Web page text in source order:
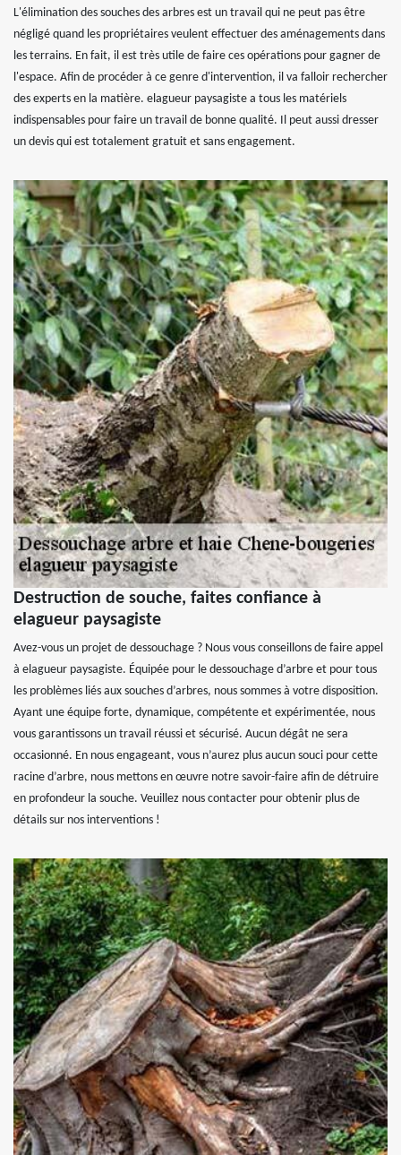
L'élimination des souches des arbres est un travail qui ne peut pas être
négligé quand les propriétaires veulent effectuer des aménagements dans
les terrains. En fait, il est très utile de faire ces opérations pour gagner de
l'espace. Afin de procéder à ce genre d'intervention, il va falloir rechercher
des experts en la matière. elagueur paysagiste a tous les matériels
indispensables pour faire un travail de bonne qualité. Il peut aussi dresser
un devis qui est totalement gratuit et sans engagement.
Destruction de souche, faites confiance à
elagueur paysagiste
Avez-vous un projet de dessouchage ? Nous vous conseillons de faire appel
à elagueur paysagiste. Équipée pour le dessouchage d’arbre et pour tous
les problèmes liés aux souches d’arbres, nous sommes à votre disposition.
Ayant une équipe forte, dynamique, compétente et expérimentée, nous
vous garantissons un travail réussi et sécurisé. Aucun dégât ne sera
occasionné. En nous engageant, vous n’aurez plus aucun souci pour cette
racine d’arbre, nous mettons en œuvre notre savoir-faire afin de détruire
en profondeur la souche. Veuillez nous contacter pour obtenir plus de
détails sur nos interventions !